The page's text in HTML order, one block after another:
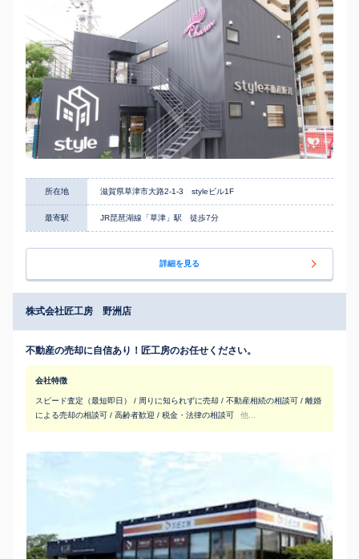
所在地 滋賀県草津市大路2-1-3 styleビル1F
最寄駅 JR琵琶湖線「草津」駅 徒歩7分
詳細を見る
株式会社匠工房 野洲店
不動産の売却に自信あり！匠工房のお任せください。
会社特徴
スピード査定（最短即日） / 周りに知られずに売却 / 不動産相続の相談可 / 離婚
による売却の相談可 / 高齢者歓迎 / 税金・法律の相談可
他...